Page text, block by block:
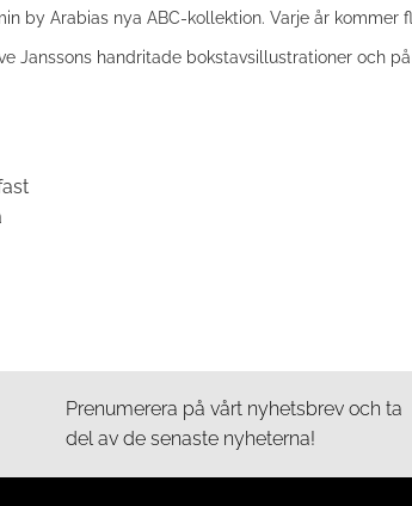
by Arabias nya ABC-kollektion. Varje år
Janssons handritade bokstavsillustrationer och
Prenumerera på vårt nyhetsbrev och ta
del av de senaste nyheterna!